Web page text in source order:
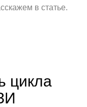
в статье.
цикла